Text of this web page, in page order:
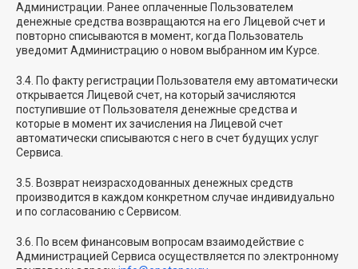
Администрации. Ранее оплаченные Пользователем
денежные средства возвращаются на его Лицевой счет и
повторно списываются в момент, когда Пользователь
уведомит Администрацию о новом выбранном им Курсе.
3.4. По факту регистрации Пользователя ему автоматически
открывается Лицевой счет, на который зачисляются
поступившие от Пользователя денежные средства и
которые в момент их зачисления на Лицевой счет
автоматически списываются с него в счет будущих услуг
Сервиса.
3.5. Возврат неизрасходованных денежных средств
производится в каждом конкретном случае индивидуально
и по согласованию с Сервисом.
3.6. По всем финансовым вопросам взаимодействие с
Администрацией Сервиса осуществляется по электронному